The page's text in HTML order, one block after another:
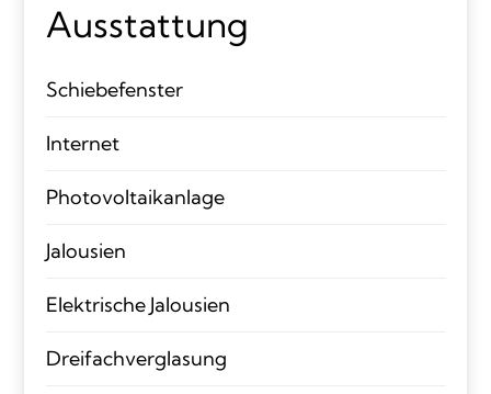
Ausstattung
Schiebefenster
Internet
Photovoltaikanlage
Jalousien
Elektrische Jalousien
Dreifachverglasung